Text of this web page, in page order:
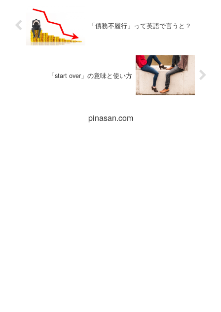
「債務不履行」って英語で言うと？
「start over」の意味と使い方
pinasan.com